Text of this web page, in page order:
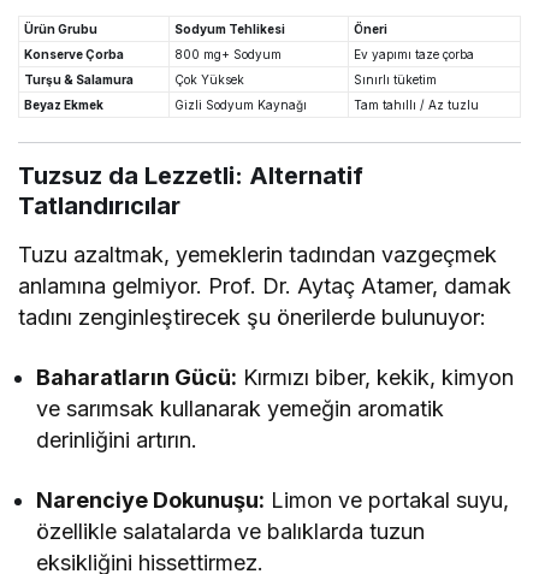
Ürün Grubu Sodyum Tehlikesi
Öneri
Konserve Çorba
800 mg+ Sodyum
Ev yapımı taze çorba
Turşu & Salamura
Çok Yüksek
Sınırlı tüketim
Beyaz Ekmek
Gizli Sodyum Kaynağı Tam tahıllı / Az tuzlu
Tuzsuz da Lezzetli: Alternatif
Tatlandırıcılar
Tuzu azaltmak, yemeklerin tadından vazgeçmek
anlamına gelmiyor. Prof. Dr. Aytaç Atamer, damak
tadını zenginleştirecek şu önerilerde bulunuyor:
Baharatların Gücü: Kırmızı biber, kekik, kimyon
ve sarımsak kullanarak yemeğin aromatik
derinliğini artırın.
Narenciye Dokunuşu: Limon ve portakal suyu,
özellikle salatalarda ve balıklarda tuzun
eksikliğini hissettirmez.